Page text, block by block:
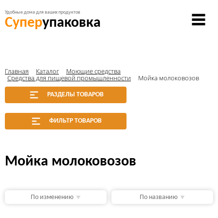
Удобные дома для ваших продуктов
Суперупаковка
Главная Каталог Моющие средства
Средства для пищевой промышленности Мойка молоковозов
РАЗДЕЛЫ ТОВАРОВ
ФИЛЬТР ТОВАРОВ
Мойка молоковозов
По изменению По названию